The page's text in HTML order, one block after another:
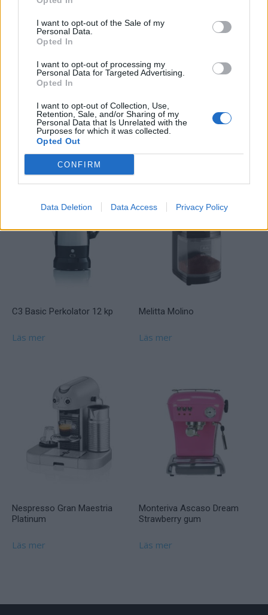
I want to opt-out of the Sale of my
Personal Data.
Opted In
I want to opt-out of processing my
Personal Data for Targeted Advertising.
Opted In
I want to opt-out of Collection, Use,
Retention, Sale, and/or Sharing of my
Personal Data that Is Unrelated with the
Purposes for which it was collected.
Opted Out
CONFIRM
Data Deletion Data Access Privacy Policy
Dubbel säkerhetsfunktion – kaffekvarnen kan inte
startas utan att locket och behållaren för kaffebönorna är
på plats
Rengöringsborste medföljer
100 watt
Relaterade produkter
C3 Basic Perkolator 12 kp
Läs mer
Melitta Molino
Läs mer
Nespresso Gran Maestria
Platinum
Läs mer
Monteriva Ascaso Dream
Strawberry gum
Läs mer